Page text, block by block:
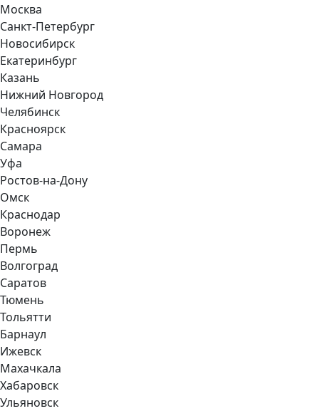
Москва
Санкт-Петербург
Новосибирск
Екатеринбург
Казань
Нижний Новгород
Челябинск
Красноярск
Самара
Уфа
Ростов-на-Дону
Омск
Краснодар
Воронеж
Пермь
Волгоград
Саратов
Тюмень
Тольятти
Барнаул
Ижевск
Махачкала
Хабаровск
Ульяновск